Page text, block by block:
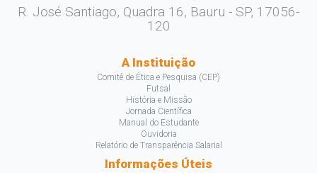
R. José Santiago, Quadra 16, Bauru - SP, 17056-
120
A Instituição
Comitê de Ética e Pesquisa (CEP)
Futsal
História e Missão
Jornada Científica
Manual do Estudante
Ouvidoria
Relatório de Transparência Salarial
Informações Úteis